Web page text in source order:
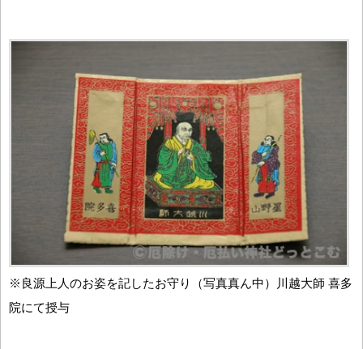
※良源上人のお姿を記したお守り（写真真ん中）川越大師 喜多
院にて授与